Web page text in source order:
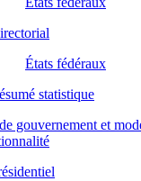
États fédéraux
statistique
gouvernement et